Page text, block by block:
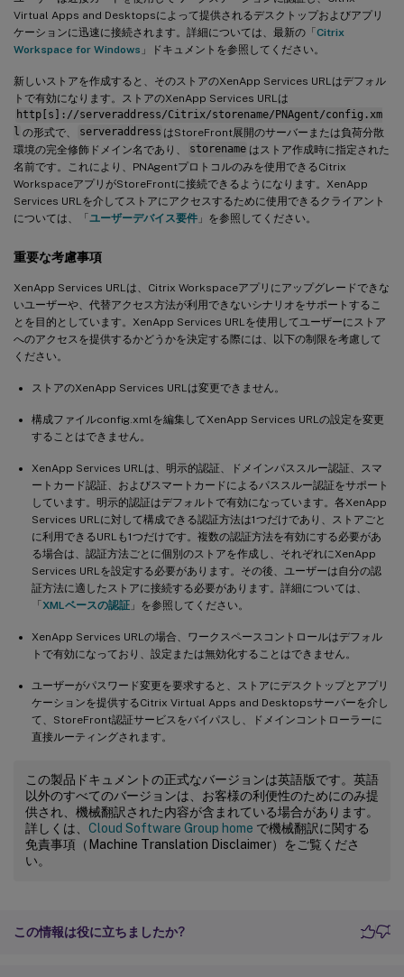
Virtual Apps and Desktopsによって提供されるデスクトップおよびアプリ
ケーションに迅速に接続されます。詳細については、最新の「Citrix
Workspace for Windows 」ドキュメントを参照してください。
新しいストアを作成すると、そのストアのXenApp Services URLはデフォル
トで有効になります。ストアのXenApp Services URLは
http[s]://serveraddress/Citrix/storename/PNAgent/config.xm
l の形式で、 serveraddress はStoreFront展開のサーバーまたは負荷分散
環境の完全修飾ドメイン名であり、
storename はストア作成時に指定された
名前です。これにより、PNAgentプロトコルのみを使用できるCitrix
WorkspaceアプリがStoreFrontに接続できるようになります。XenApp
Services URLを介してストアにアクセスするために使用できるクライアント
については、「ユーザーデバイス要件 」を参照してください。
重要な考慮事項
XenApp Services URLは、Citrix Workspaceアプリにアップグレードできな
いユーザーや、代替アクセス方法が利用できないシナリオをサポートするこ
とを目的としています。XenApp Services URLを使用してユーザーにストア
へのアクセスを提供するかどうかを決定する際には、以下の制限を考慮して
ください。
ストアのXenApp Services URLは変更できません。
構成ファイルconfig.xmlを編集してXenApp Services URLの設定を変更
することはできません。
XenApp Services URLは、明示的認証、ドメインパススルー認証、スマ
ートカード認証、およびスマートカードによるパススルー認証をサポート
しています。明示的認証はデフォルトで有効になっています。各XenApp
Services URLに対して構成できる認証方法は1つだけであり、ストアごと
に利用できるURLも1つだけです。複数の認証方法を有効にする必要があ
る場合は、認証方法ごとに個別のストアを作成し、それぞれにXenApp
Services URLを設定する必要があります。その後、ユーザーは自分の認
証方法に適したストアに接続する必要があります。詳細については、
「XMLベースの認証 」を参照してください。
XenApp Services URLの場合、ワークスペースコントロールはデフォル
トで有効になっており、設定または無効化することはできません。
ユーザーがパスワード変更を要求すると、ストアにデスクトップとアプリ
ケーションを提供するCitrix Virtual Apps and Desktopsサーバーを介し
て、StoreFront認証サービスをバイパスし、ドメインコントローラーに
直接ルーティングされます。
この製品ドキュメントの正式なバージョンは英語版です。英語
以外のすべてのバージョンは、お客様の利便性のためにのみ提
供され、機械翻訳された内容が含まれている場合があります。
詳しくは、 Cloud Software Group home で機械翻訳に関する
免責事項（Machine Translation Disclaimer）をご覧くださ
い。
この情報は役に立ちましたか?